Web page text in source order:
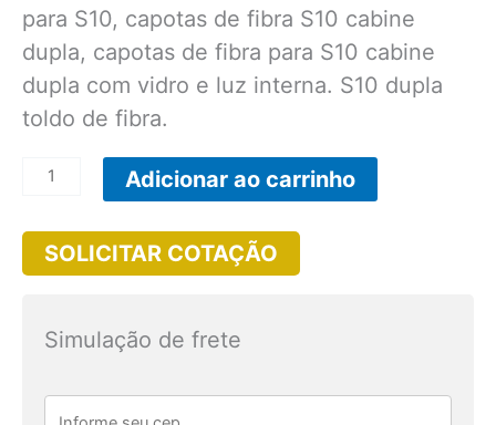
para S10, capotas de fibra S10 cabine
dupla, capotas de fibra para S10 cabine
dupla com vidro e luz interna. S10 dupla
toldo de fibra.
CPA038
Capota
de
Nova
Dupla
Adicionar ao carrinho
SOLICITAR COTAÇÃO
Simulação de frete